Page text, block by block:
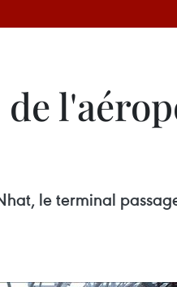
le terminal